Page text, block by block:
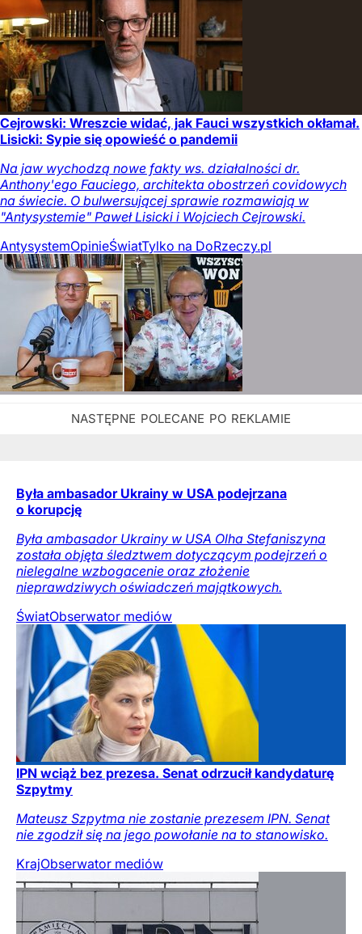
Cejrowski: Wreszcie widać, jak Fauci wszystkich okłamał.
Lisicki: Sypie się opowieść o pandemii
Na jaw wychodzą nowe fakty ws. działalności dr.
Anthony'ego Fauciego, architekta obostrzeń covidowych
na świecie. O bulwersującej sprawie rozmawiają w
"Antysystemie" Paweł Lisicki i Wojciech Cejrowski.
AntysystemOpinieŚwiatTylko na DoRzeczy.pl
Była ambasador Ukrainy w USA podejrzana
o korupcję
Była ambasador Ukrainy w USA Olha Stefaniszyna
została objęta śledztwem dotyczącym podejrzeń o
nielegalne wzbogacenie oraz złożenie
nieprawdziwych oświadczeń majątkowych.
ŚwiatObserwator mediów
IPN wciąż bez prezesa. Senat odrzucił kandydaturę
Szpytmy
Mateusz Szpytma nie zostanie prezesem IPN. Senat
nie zgodził się na jego powołanie na to stanowisko.
KrajObserwator mediów